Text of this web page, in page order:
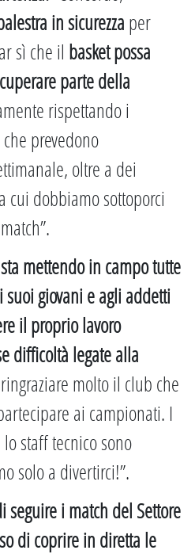
in sicurezza per
sì che il basket possa
parte della
rispettando i
prevedono
oltre a dei
dobbiamo sottoporci
mettendo in campo tutte
giovani e agli addetti
il proprio lavoro
difficoltà legate alla
molto il club che
ai campionati. I
staff tecnico sono
solo a divertirci!”.
seguire i match del Settore
di coprire in diretta le